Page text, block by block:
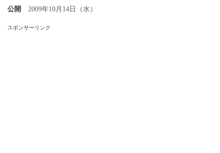
公開 2009年10月14日（水）
スポンサーリンク